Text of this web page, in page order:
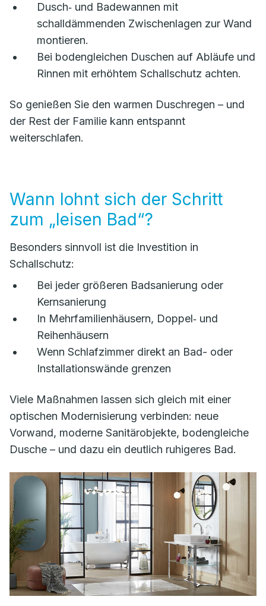
Dusch‑ und Badewannen mit
schalldämmenden Zwischenlagen zur Wand
montieren.
Bei bodengleichen Duschen auf Abläufe und
Rinnen mit erhöhtem Schallschutz achten.
So genießen Sie den warmen Duschregen – und
der Rest der Familie kann entspannt
weiterschlafen.
Wann lohnt sich der Schritt
zum „leisen Bad“?
Besonders sinnvoll ist die Investition in
Schallschutz:
Bei jeder größeren Badsanierung oder
Kernsanierung
In Mehrfamilienhäusern, Doppel‑ und
Reihenhäusern
Wenn Schlafzimmer direkt an Bad- oder
Installationswände grenzen
Viele Maßnahmen lassen sich gleich mit einer
optischen Modernisierung verbinden: neue
Vorwand, moderne Sanitärobjekte, bodengleiche
Dusche – und dazu ein deutlich ruhigeres Bad.